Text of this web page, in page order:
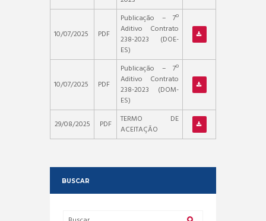
10/07/2025 PDF
Publicação – 7º
Aditivo Contrato
238-2023 (DOE-
ES)
10/07/2025 PDF
Publicação – 7º
Aditivo Contrato
238-2023 (DOM-
ES)
29/08/2025
PDF
TERMO DE
ACEITAÇÃO
BUSCAR